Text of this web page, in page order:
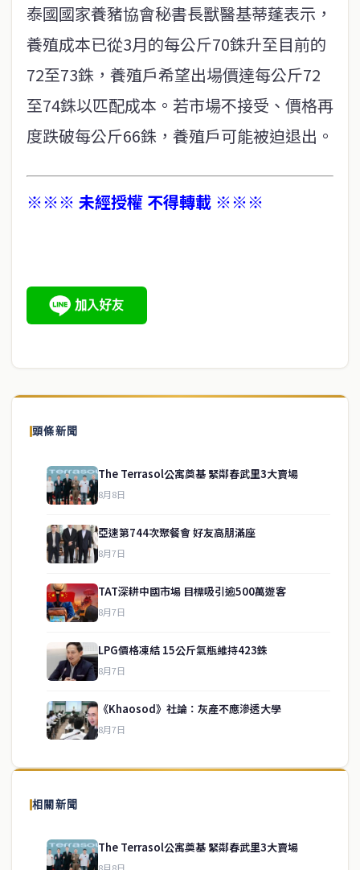
泰國國家養豬協會秘書長獸醫基蒂蓬表示，
養殖成本已從3月的每公斤70銖升至目前的
72至73銖，養殖戶希望出場價達每公斤72
至74銖以匹配成本。若市場不接受、價格再
度跌破每公斤66銖，養殖戶可能被迫退出。
※※※ 未經授權 不得轉載 ※※※
頭條新聞
The Terrasol公寓奠基 緊鄰春武里3大賣場
8月8日
亞速第744次聚餐會 好友高朋滿座
8月7日
TAT深耕中國市場 目標吸引逾500萬遊客
8月7日
LPG價格凍結 15公斤氣瓶維持423銖
8月7日
《Khaosod》社論：灰產不應滲透大學
8月7日
相關新聞
The Terrasol公寓奠基 緊鄰春武里3大賣場
8月8日
關於我們
泰國中文新聞（TCN）是一家總部設於曼谷的中文新聞媒體，致力於
供即時、客觀、多元的中文新聞內容。
service@thaichinesenews.com